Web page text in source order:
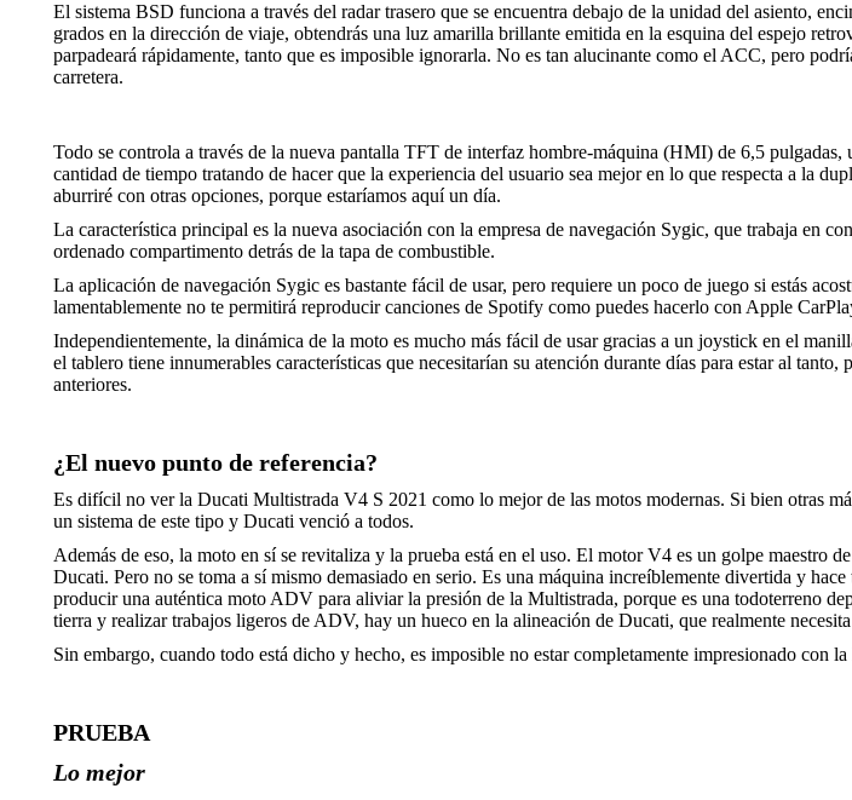
El sistema BSD funciona a través del radar trasero que se encuentra debajo de la unidad del asiento,
grados en la dirección de viaje, obtendrás una luz amarilla brillante emitida en la esquina del espejo
parpadeará rápidamente, tanto que es imposible ignorarla. No es tan alucinante como el ACC, pero
carretera.
Todo se controla a través de la nueva pantalla TFT de interfaz hombre-máquina (HMI) de 6,5
cantidad de tiempo tratando de hacer que la experiencia del usuario sea mejor en lo que respecta a la
aburriré con otras opciones, porque estaríamos aquí un día.
La característica principal es la nueva asociación con la empresa de navegación Sygic, que trabaja en
ordenado compartimento detrás de la tapa de combustible.
La aplicación de navegación Sygic es bastante fácil de usar, pero requiere un poco de juego si estás
lamentablemente no te permitirá reproducir canciones de Spotify como puedes hacerlo con Apple
Independientemente, la dinámica de la moto es mucho más fácil de usar gracias a un joystick en el
el tablero tiene innumerables características que necesitarían su atención durante días para estar al
anteriores.
¿El nuevo punto de referencia?
Es difícil no ver la Ducati Multistrada V4 S 2021 como lo mejor de las motos modernas. Si bien otras
un sistema de este tipo y Ducati venció a todos.
Además de eso, la moto en sí se revitaliza y la prueba está en el uso. El motor V4 es un golpe maestro
Ducati. Pero no se toma a sí mismo demasiado en serio. Es una máquina increíblemente divertida y
producir una auténtica moto ADV para aliviar la presión de la Multistrada, porque es una todoterreno
tierra y realizar trabajos ligeros de ADV, hay un hueco en la alineación de Ducati, que realmente
Sin embargo, cuando todo está dicho y hecho, es imposible no estar completamente impresionado con
PRUEBA
Lo mejor